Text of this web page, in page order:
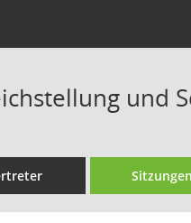
und
Sitzungen